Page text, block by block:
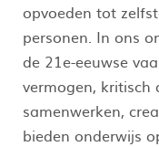
opvoeden tot
personen. In ons
de 21e-eeuwse
vermogen, kritisch
samenwerken,
bieden onderwijs